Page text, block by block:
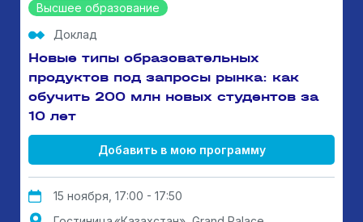
Высшее образование
Доклад
Новые типы образовательных
продуктов под запросы рынка: как
обучить 200 млн новых студентов за
10 лет
Добавить в мою программу
15 ноября, 17:00 - 17:50